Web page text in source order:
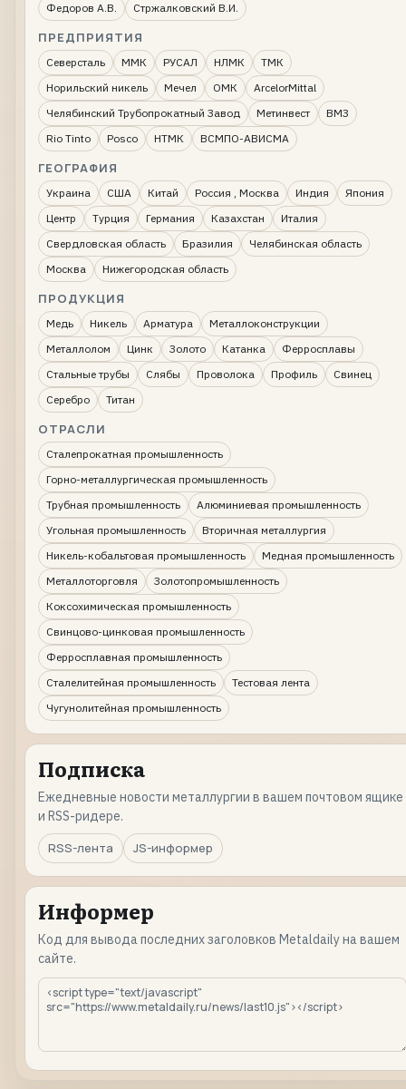
Федоров А.В.
Стржалковский В.И.
ПРЕДПРИЯТИЯ
Северсталь ММК РУСАЛ НЛМК
ТМК
Норильский никель
Мечел ОМК
ArcelorMittal
Челябинский Трубопрокатный Завод
Метинвест
ВМЗ
Rio Tinto
Posco НТМК ВСМПО-АВИСМА
ГЕОГРАФИЯ
Украина США Китай Россия , Москва Индия
Япония
Центр
Турция Германия Казахстан
Италия
Свердловская область
Бразилия
Челябинская область
Москва
Нижегородская область
ПРОДУКЦИЯ
Медь Никель Арматура
Металлоконструкции
Металлолом
Цинк Золото Катанка
Ферросплавы
Стальные трубы
Слябы Проволока Профиль
Свинец
Серебро
Титан
ОТРАСЛИ
Сталепрокатная промышленность
Горно-металлургическая промышленность
Трубная промышленность
Алюминиевая промышленность
Угольная промышленность
Вторичная металлургия
Никель-кобальтовая промышленность
Медная промышленность
Металлоторговля
Золотопромышленность
Коксохимическая промышленность
Свинцово-цинковая промышленность
Ферросплавная промышленность
Сталелитейная промышленность
Тестовая лента
Чугунолитейная промышленность
Подписка
Ежедневные новости металлургии в вашем почтовом ящике
и RSS-ридере.
RSS-лента
JS-информер
Информер
Код для вывода последних заголовков Metaldaily на вашем
сайте.